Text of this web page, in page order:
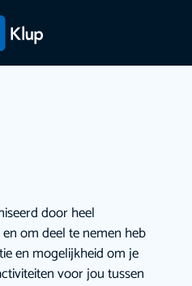
door heel
om deel te nemen heb
en mogelijkheid om je
voor jou tussen